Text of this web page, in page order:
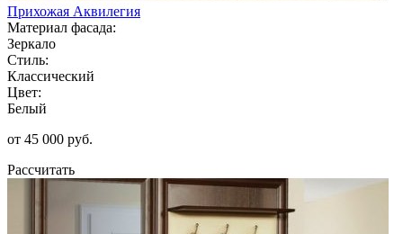
Прихожая Аквилегия
Материал фасада:
Зеркало
Стиль:
Классический
Цвет:
Белый
от 45 000 руб.
Рассчитать